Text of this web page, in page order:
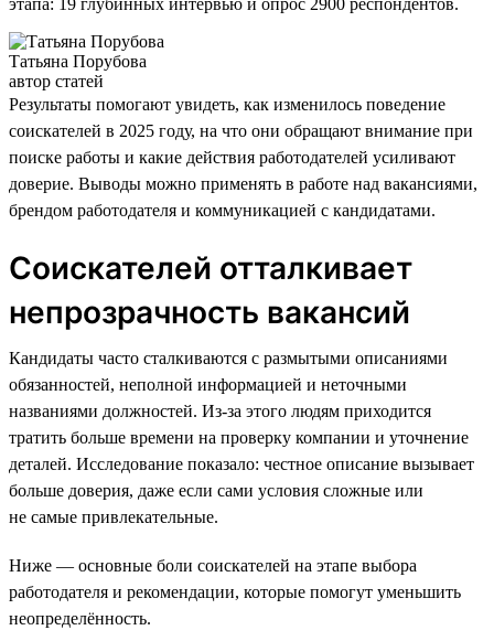
Татьяна Порубова
автор статей
Результаты помогают увидеть, как изменилось поведение
соискателей в 2025 году, на что они обращают внимание при
поиске работы и какие действия работодателей усиливают
доверие. Выводы можно применять в работе над вакансиями,
брендом работодателя и коммуникацией с кандидатами.
Соискателей отталкивает
непрозрачность вакансий
Кандидаты часто сталкиваются с размытыми описаниями
обязанностей, неполной информацией и неточными
названиями должностей. Из-за этого людям приходится
тратить больше времени на проверку компании и уточнение
деталей. Исследование показало: честное описание вызывает
больше доверия, даже если сами условия сложные или
не самые привлекательные.
Ниже — основные боли соискателей на этапе выбора
работодателя и рекомендации, которые помогут уменьшить
неопределённость.